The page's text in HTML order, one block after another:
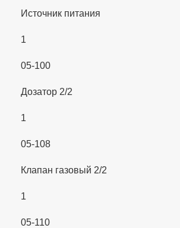
Источник питания
1
05-100
Дозатор 2/2
1
05-108
Клапан газовый 2/2
1
05-110